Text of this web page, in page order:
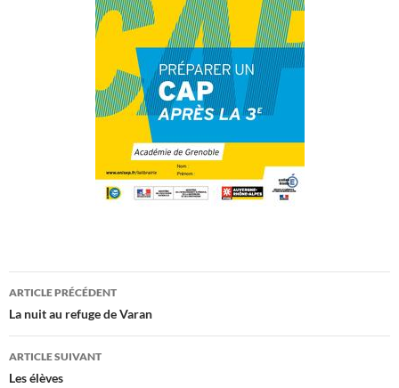
Navigation
des
articles
ARTICLE PRÉCÉDENT
La nuit au refuge de Varan
ARTICLE SUIVANT
Les élèves